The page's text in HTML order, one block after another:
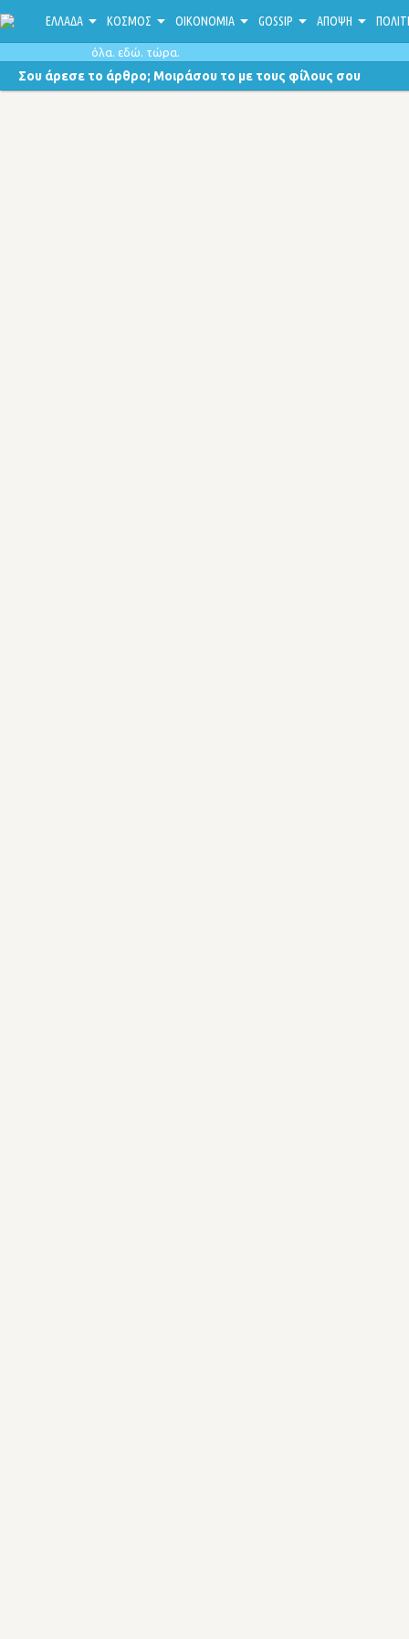
ΕΛΛΑΔΑ ΚΟΣΜΟΣ ΟΙΚΟΝΟΜΙΑ GOSSIP ΑΠΟΨΗ
όλα. εδώ. τώρα.
Σου άρεσε το άρθρο; Μοιράσου το με τους φίλους σου